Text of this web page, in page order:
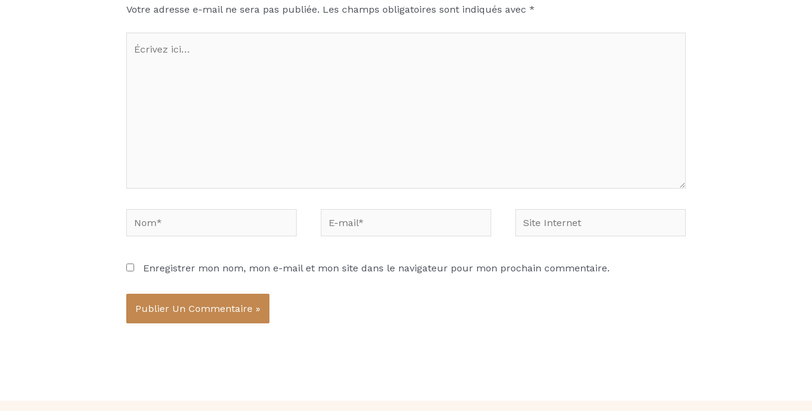
Votre adresse e-mail ne sera pas publiée. Les champs obligatoires sont indiqués avec *
Nom*
E-
mail*
Site
Internet
Enregistrer mon nom, mon e-mail et mon site dans le navigateur pour mon prochain commentaire.